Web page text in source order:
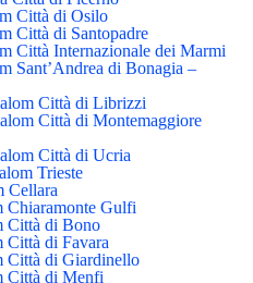
Città di Osilo
Città di Santopadre
Città Internazionale dei Marmi
Sant’Andrea di Bonagia –
Città di Librizzi
Città di Montemaggiore
Città di Ucria
Trieste
Cellara
Chiaramonte Gulfi
Città di Bono
Città di Favara
Città di Giardinello
Città di Menfi